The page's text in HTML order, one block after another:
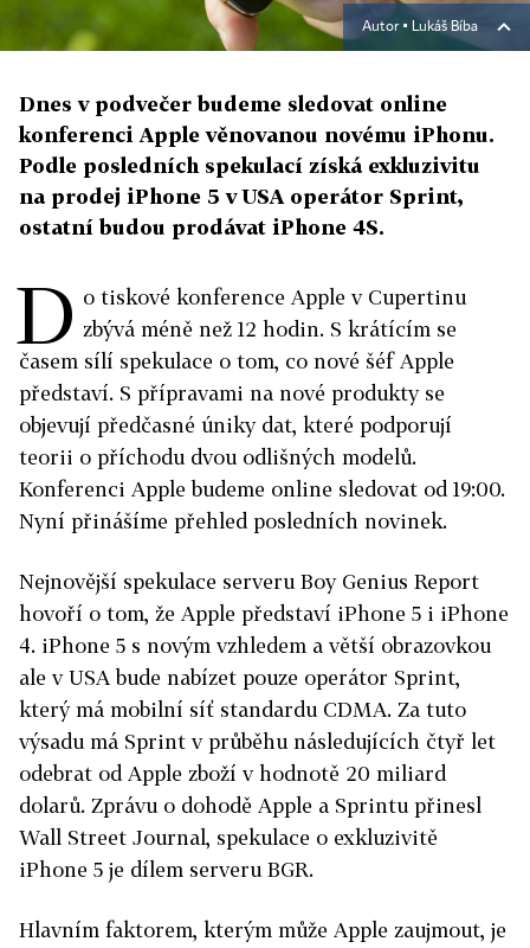
Autor ▪ Lukáš Bíba
Dnes v podvečer budeme sledovat online
konferenci Apple věnovanou novému iPhonu.
Podle posledních spekulací získá exkluzivitu
na prodej iPhone 5 v USA operátor Sprint,
ostatní budou prodávat iPhone 4S.
D o tiskové konference Apple v Cupertinu
zbývá méně než 12 hodin. S krátícím se
časem sílí spekulace o tom, co nové šéf Apple
představí. S přípravami na nové produkty se
objevují předčasné úniky dat, které podporují
teorii o příchodu dvou odlišných modelů.
Konferenci Apple budeme online sledovat od 19:00.
Nyní přinášíme přehled posledních novinek.
Nejnovější spekulace serveru Boy Genius Report
hovoří o tom, že Apple představí iPhone 5 i iPhone
4. iPhone 5 s novým vzhledem a větší obrazovkou
ale v USA bude nabízet pouze operátor Sprint,
který má mobilní síť standardu CDMA. Za tuto
výsadu má Sprint v průběhu následujících čtyř let
odebrat od Apple zboží v hodnotě 20 miliard
dolarů. Zprávu o dohodě Apple a Sprintu přinesl
Wall Street Journal, spekulace o exkluzivitě
iPhone 5 je dílem serveru BGR.
Hlavním faktorem, kterým může Apple zaujmout, je